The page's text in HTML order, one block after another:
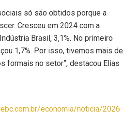
só são obtidos porque a
Cresceu em 2024 com a
Brasil, 3,1%. No primeiro
1,7%. Por isso, tivemos mais de
formais no setor”, destacou Elias
economia/noticia/2026-